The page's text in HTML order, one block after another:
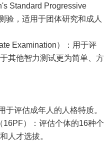
Standard Progressive
验，适用于团体研究和成人
Examination）：用于评
其他智力测试更为简单、方
评估成年人的人格特质。
）：评估个体的16种个
人才选拔。